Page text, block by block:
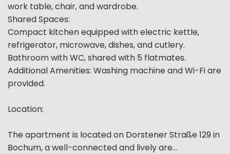
work table, chair, and wardrobe.
Shared Spaces:
Compact kitchen equipped with electric kettle,
refrigerator, microwave, dishes, and cutlery.
Bathroom with WC, shared with 5 flatmates.
Additional Amenities: Washing machine and Wi-Fi are
provided.
Location:
The apartment is located on Dorstener Straße 129 in
Bochum, a well-connected and lively are...